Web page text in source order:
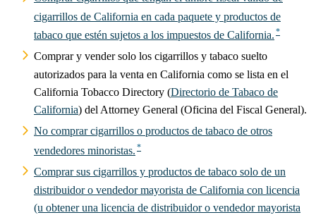
cigarrillos de California en cada paquete y productos de
tabaco que estén sujetos a los impuestos de California.
Comprar y vender solo los cigarrillos y tabaco suelto
autorizados para la venta en California como se lista en el
California Tobacco Directory (Directorio de Tabaco de
California) del Attorney General (Oficina del Fiscal General).
No comprar cigarrillos o productos de tabaco de otros
vendedores minoristas.
Comprar sus cigarrillos y productos de tabaco solo de un
distribuidor o vendedor mayorista de California con licencia
(u obtener una licencia de distribuidor o vendedor mayorista